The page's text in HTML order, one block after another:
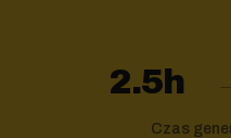
2.5h
Czas